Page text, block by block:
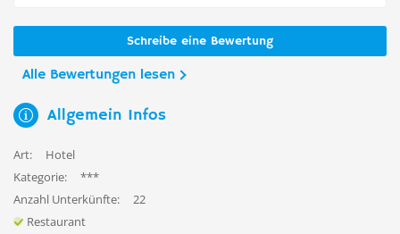
Schreibe eine Bewertung
Alle Bewertungen lesen
Allgemein Infos
Art:
Hotel
Kategorie:
***
Anzahl Unterkünfte:
22
Restaurant